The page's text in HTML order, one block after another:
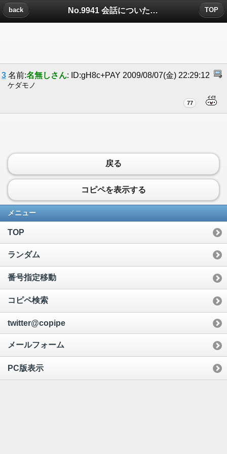
No.9941 会話についたコメント
back TOP
3 名前:名無しさん: ID:gH8c+PAY 2009/08/07(金) 22:29:12
ケダモノ
77
戻る
コピペを表示する
メニュー
TOP
ランダム
番号指定移動
コピペ検索
twitter@copipe
メールフォーム
PC版表示